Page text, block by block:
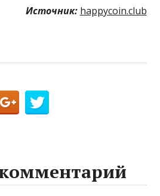
Источник: happycoin.club